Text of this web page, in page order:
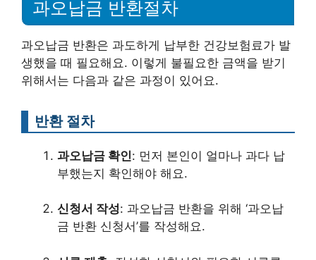
과오납금 반환절차
과오납금 반환은 과도하게 납부한 건강보험료가 발
생했을 때 필요해요. 이렇게 불필요한 금액을 받기
위해서는 다음과 같은 과정이 있어요.
반환 절차
과오납금 확인: 먼저 본인이 얼마나 과다 납
부했는지 확인해야 해요.
신청서 작성: 과오납금 반환을 위해 ‘과오납
금 반환 신청서’를 작성해요.